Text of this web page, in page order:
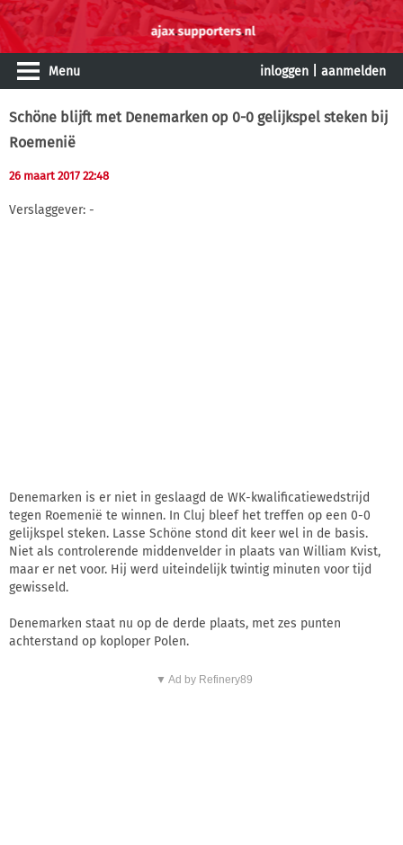
Menu inloggen aanmelden
Schöne blijft met Denemarken op 0-0 gelijkspel steken bij
Roemenië
26 maart 2017 22:48
Verslaggever: -
Denemarken is er niet in geslaagd de WK-kwalificatiewedstrijd
tegen Roemenië te winnen. In Cluj bleef het treffen op een 0-0
gelijkspel steken. Lasse Schöne stond dit keer wel in de basis.
Niet als controlerende middenvelder in plaats van William Kvist,
maar er net voor. Hij werd uiteindelijk twintig minuten voor tijd
gewisseld.
Denemarken staat nu op de derde plaats, met zes punten
achterstand op koploper Polen.
▼ Ad by Refinery89